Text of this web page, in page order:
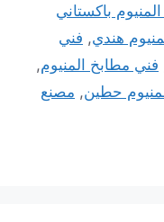
باكستاني
هندي, فني
فني مطابخ المنيوم,
حطين, مصنع